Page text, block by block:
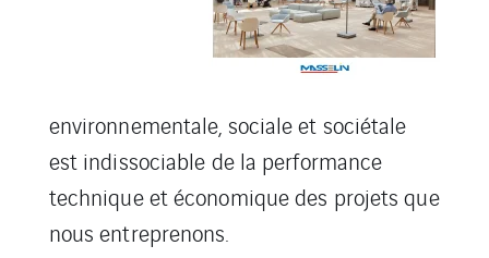
environnementale, sociale et sociétale
est indissociable de la performance
technique et économique des projets que
nous entreprenons.